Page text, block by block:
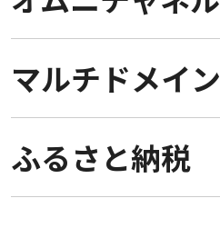
マルチドメイン
ふるさと納税